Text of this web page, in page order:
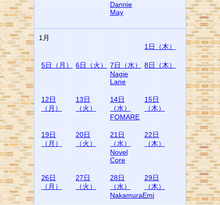
Dannie
May
1月
1日（木）
5日（月） 6日（火） 7日（水）
Nagie
Lane
8日（木）
12日
（月）
13日
（火）
14日
（水）
FOMARE
15日
（木）
19日
（月）
20日
（火）
21日
（水）
Novel
Core
22日
（木）
26日
（月）
27日
（火）
28日
（水）
NakamuraEmi
29日
（木）